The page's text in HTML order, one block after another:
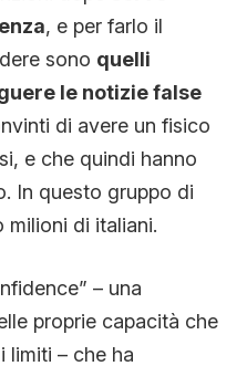
, e per farlo il
sono quelli
le notizie false
di avere un fisico
e che quindi hanno
In questo gruppo di
di italiani.
– una
proprie capacità che
limiti – che ha